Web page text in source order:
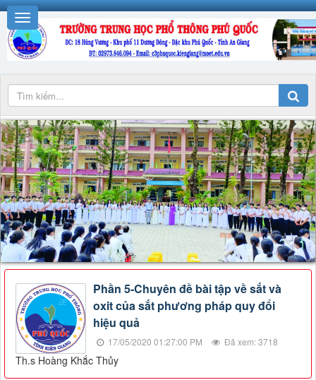
Phần 5-Chuyên đề bài tập về sắt và
oxit của sắt phương pháp quy đổi
hiệu quả
17/05/2020 01:27:00 PM Đã xem: 3718
Th.s Hoàng Khắc Thủy